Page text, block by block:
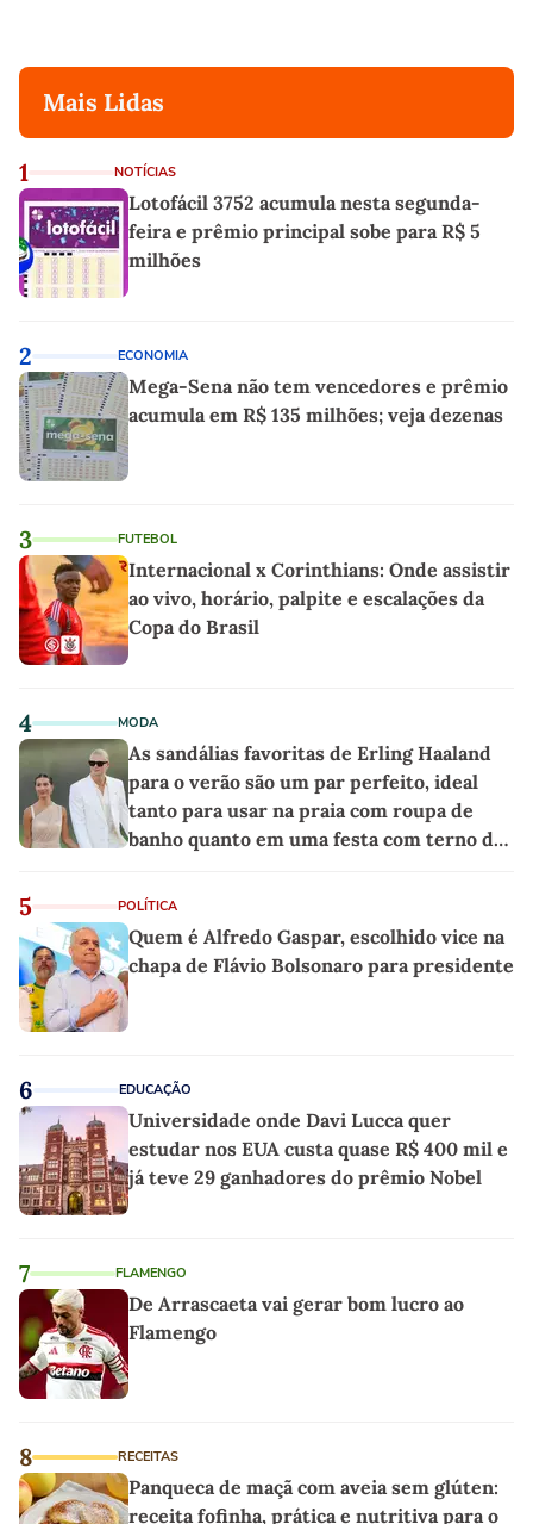
Mais Lidas
1 NOTÍCIAS
Lotofácil 3752 acumula nesta segunda-
feira e prêmio principal sobe para R$ 5
milhões
2 ECONOMIA
Mega-Sena não tem vencedores e prêmio
acumula em R$ 135 milhões; veja dezenas
3 FUTEBOL
Internacional x Corinthians: Onde assistir
ao vivo, horário, palpite e escalações da
Copa do Brasil
4 MODA
As sandálias favoritas de Erling Haaland
para o verão são um par perfeito, ideal
tanto para usar na praia com roupa de
banho quanto em uma festa com terno de
5 POLÍTICA
Quem é Alfredo Gaspar, escolhido vice na
chapa de Flávio Bolsonaro para presidente
6 EDUCAÇÃO
Universidade onde Davi Lucca quer
estudar nos EUA custa quase R$ 400 mil e
já teve 29 ganhadores do prêmio Nobel
7 FLAMENGO
De Arrascaeta vai gerar bom lucro ao
Flamengo
8 RECEITAS
Panqueca de maçã com aveia sem glúten:
receita fofinha, prática e nutritiva para o